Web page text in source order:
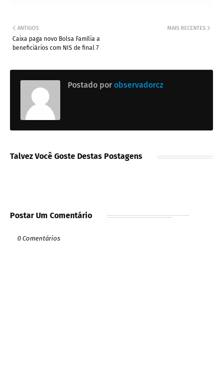
MAIS RECENTES
ANTIGOS
Caixa paga novo Bolsa Família a
beneficiários com NIS de final 7
Postado por observadorcz
Talvez Você Goste Destas Postagens
Postar Um Comentário
0 Comentários